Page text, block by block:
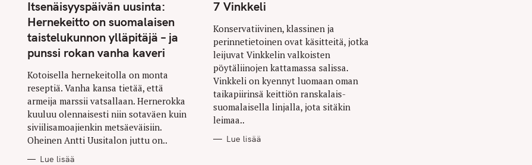
T
E
G
O
R
I
S
Itsenäisyyspäivän uusinta:
Hernekeitto on suomalaisen
taistelukunnon ylläpitäjä – ja
punssi rokan vanha kaveri
Kotoisella hernekeitolla on monta
reseptiä. Vanha kansa tietää, että
armeija marssii vatsallaan. Hernerokka
kuuluu olennaisesti niin sotaväen kuin
siviilisamoajienkin metsäeväisiin.
Oheinen Antti Uusitalon juttu on..
Lue lisää
T
E
O
R
I
E
S
7 Vinkkeli
Konservatiivinen, klassinen ja
perinnetietoinen ovat käsitteitä, jotka
leijuvat Vinkkelin valkoisten
pöytäliinojen kattamassa salissa.
Vinkkeli on kyennyt luomaan oman
taikapiirinsä keittiön ranskalais-
suomalaisella linjalla, jota sitäkin
leimaa..
Lue lisää
e
a
r
c
h